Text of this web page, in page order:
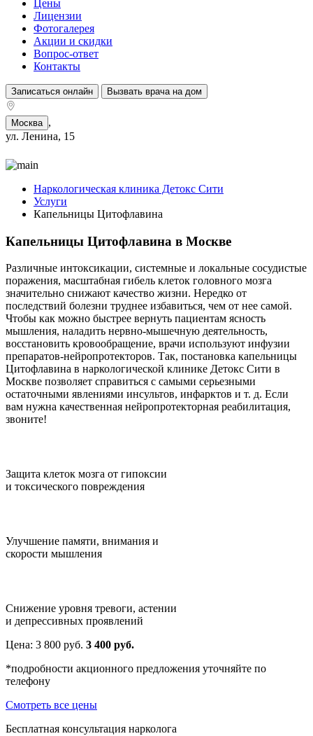
Цены
Лицензии
Фотогалерея
Акции и скидки
Вопрос-ответ
Контакты
Записаться онлайн Вызвать врача на дом
Москва ,
ул. Ленина, 15
Наркологическая клиника Детокс Сити
Услуги
Капельницы Цитофлавина
Капельницы Цитофлавина в Москве
Различные интоксикации, системные и локальные сосудистые
поражения, масштабная гибель клеток головного мозга
значительно снижают качество жизни. Нередко от
последствий болезни труднее избавиться, чем от нее самой.
Чтобы как можно быстрее вернуть пациентам ясность
мышления, наладить нервно-мышечную деятельность,
восстановить кровообращение, врачи используют инфузии
препаратов-нейропротекторов. Так, постановка капельницы
Цитофлавина в наркологической клинике Детокс Сити в
Москве позволяет справиться с самыми серьезными
остаточными явлениями инсультов, инфарктов и т. д. Если
вам нужна качественная нейропротекторная реабилитация,
звоните!
Защита клеток мозга от гипоксии
и токсического повреждения
Улучшение памяти, внимания и
скорости мышления
Снижение уровня тревоги, астении
и депрессивных проявлений
Цена: 3 800 руб. 3 400 руб.
*подробности акционного предложения уточняйте по
телефону
Смотреть все цены
Бесплатная консультация нарколога